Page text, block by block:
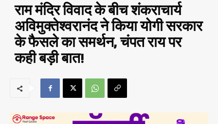
राम मंदिर विवाद के बीच शंकराचार्य
अविमुक्तेश्वरानंद ने किया योगी सरकार
के फैसले का समर्थन, चंपत राय पर
कही बड़ी बात!